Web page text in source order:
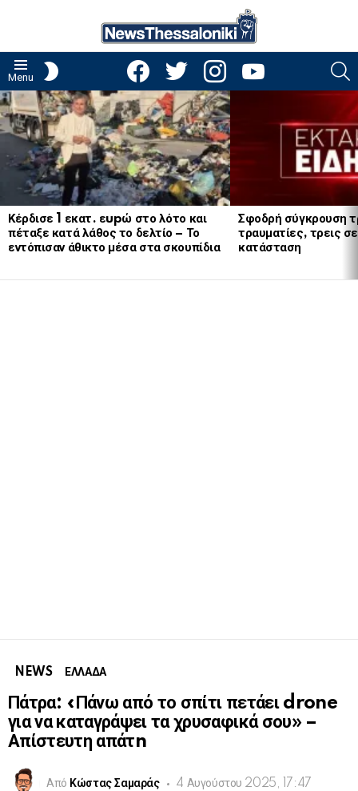
Menu
facebooktwitter instagramyoutube
LATEST
STORIES
Κέρδισε 1 εκατ. εupώ στο λότο και
πέταξε κατά λάθος το δελτίο – Το
εντόπισαν άθικτο μέσα στα σκουπίδια
Σφοδρή σύγκρουση
τραυματίες, τρεις
κατάσταση
NEWS ΕΛΛΑΔΑ
Πάτρα: «Πάνω από το σπίτι πετάει drone
για να καταγράψει τα χρυσαφικά σου» –
Απίστευτη απάτn
Από Κώστας Σαμαράς 4 Αυγούστου 2025, 17:47